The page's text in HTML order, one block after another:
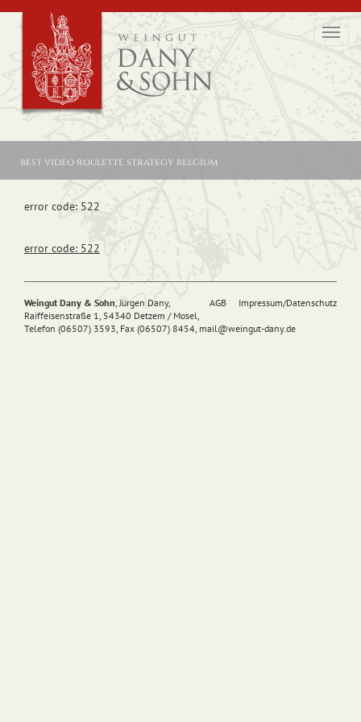
best video roulette strategy belgium
error code: 522
error code: 522
AGB Impressum/Datenschutz
Weingut Dany & Sohn, Jürgen Dany,
Raiffeisenstraße 1, 54340 Detzem / Mosel,
Telefon (06507) 3593, Fax (06507) 8454, mail@weingut-dany.de